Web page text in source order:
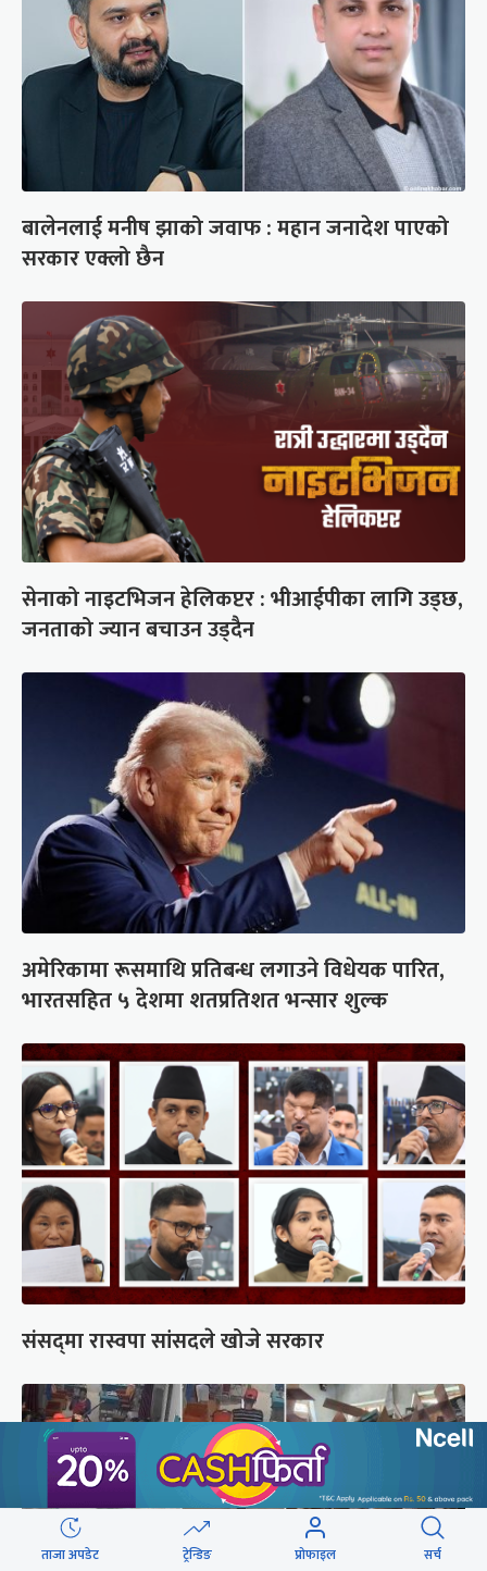
बालेनलाई मनीष झाको जवाफ : महान जनादेश पाएको
सरकार एक्लो छैन
सेनाको नाइटभिजन हेलिकप्टर : भीआईपीका लागि उड्छ,
जनताको ज्यान बचाउन उड्दैन
अमेरिकामा रूसमाथि प्रतिबन्ध लगाउने विधेयक पारित,
भारतसहित ५ देशमा शतप्रतिशत भन्सार शुल्क
संसद्‍मा रास्वपा सांसदले खोजे सरकार
ताजा अपडेट ट्रेन्डिङ प्रोफाइल सर्च